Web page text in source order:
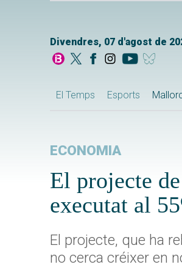
Divendres, 07 d'agost de
El Temps Esports
ECONOMIA
El projecte
executat al
El projecte, que ha
no cerca créixer en